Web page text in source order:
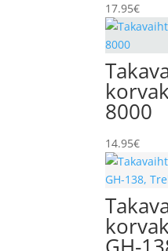
17.95€
8000
14.95€